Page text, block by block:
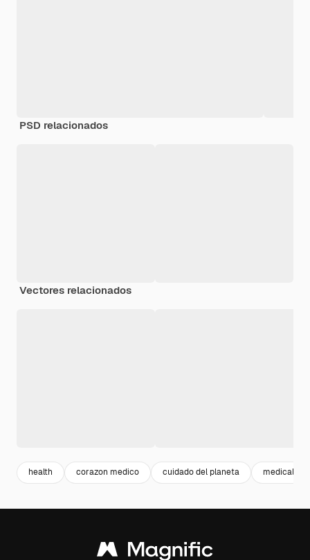
PSD relacionados
Vectores relacionados
health corazon medico cuidado del planeta medical